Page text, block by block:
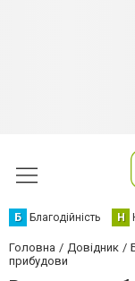
Б Благодійність Н
Головна Довідник
прибудови